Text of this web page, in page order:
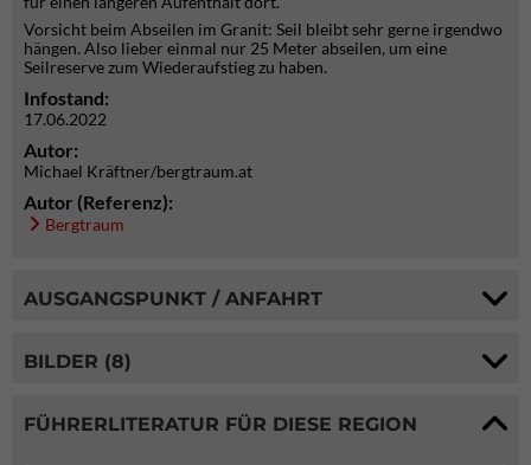
Vorsicht beim Abseilen im Granit: Seil bleibt sehr gerne irgendwo
hängen. Also lieber einmal nur 25 Meter abseilen, um eine
Seilreserve zum Wiederaufstieg zu haben.
Infostand:
17.06.2022
Autor:
Michael Kräftner/bergtraum.at
Autor (Referenz):
Bergtraum
AUSGANGSPUNKT / ANFAHRT
BILDER (8)
FÜHRERLITERATUR FÜR DIESE REGION